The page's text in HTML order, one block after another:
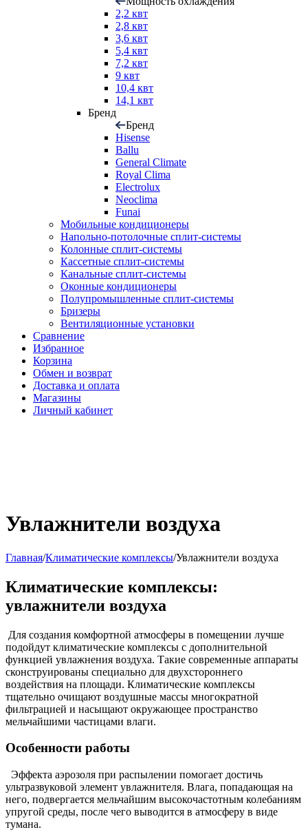
2,2 квт
2,8 квт
3,6 квт
5,4 квт
7,2 квт
9 квт
10,4 квт
14,1 квт
Бренд
Бренд
Hisense
Ballu
General Climate
Royal Clima
Electrolux
Neoclima
Funai
Мобильные кондиционеры
Напольно-потолоч​ные ​сплит-системы
Колонные ​​сплит-системы
Кассетные сплит-системы
Канальные сплит-системы
Оконные кондиционеры
Полупромышленные сплит-системы
Бризеры
Вентиляционные установки
Сравнение
Избранное
Корзина
Обмен и возврат
Доставка и оплата
Магазины
Личный кабинет
Увлажнители воздуха
Главная/Климатические комплексы/Увлажнители воздуха
Климатические комплексы:
увлажнители воздуха
Для создания комфортной атмосферы в помещении лучше
подойдут климатические комплексы с дополнительной
функцией увлажнения воздуха. Такие современные аппараты
сконструированы специально для двухстороннего
воздействия на площади. Климатические комплексы
тщательно очищают воздушные массы многократной
фильтрацией и насыщают окружающее пространство
мельчайшими частицами влаги.
Особенности работы
Эффекта аэрозоля при распылении помогает достичь
ультразвуковой элемент увлажнителя. Влага, попадающая на
него, подвергается мельчайшим высокочастотным колебаниям
упругой среды, после чего выводится в атмосферу в виде
тумана.